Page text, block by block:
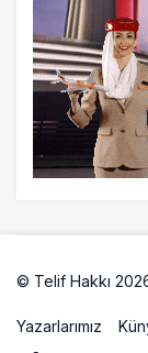
9
10
© Telif Hakkı
Yazarlarımız